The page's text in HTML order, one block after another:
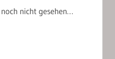
nicht gesehen…